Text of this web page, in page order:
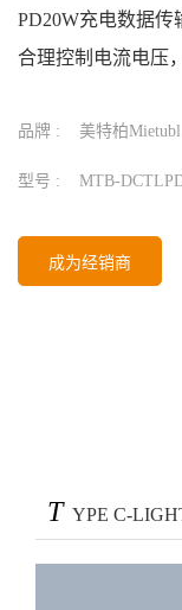
PD20W充电数据传
合理控制电流电压
品牌 : 美特柏Mietubl
型号 : MTB-
成为经销商
T YPE C-